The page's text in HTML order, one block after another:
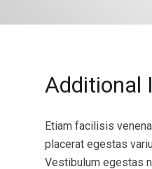
Additional
Etiam facilisis
placerat egestas
Vestibulum egestas